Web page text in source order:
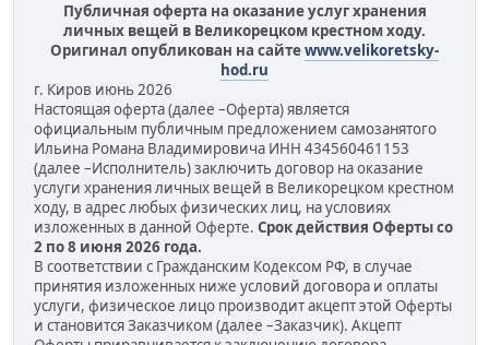
Публичная оферта на оказание услуг хранения
личных вещей в Великорецком крестном ходу.
Оригинал опубликован на сайтеwww.velikoretsky-
hod.ru
г. Киров июнь 2026
Настоящая оферта (далее –Оферта) является
официальным публичным предложением самозанятого
Ильина Романа Владимировича ИНН 434560461153
(далее –Исполнитель) заключить договор на оказание
услуги хранения личных вещей в Великорецком крестном
ходу, в адрес любых физических лиц, на условиях
изложенных в данной Оферте. Срок действия Оферты со
2 по 8 июня 2026 года.
В соответствии с Гражданским Кодексом РФ, в случае
принятия изложенных ниже условий договора и оплаты
услуги, физическое лицо производит акцепт этой Оферты
и становится Заказчиком (далее –Заказчик). Акцепт